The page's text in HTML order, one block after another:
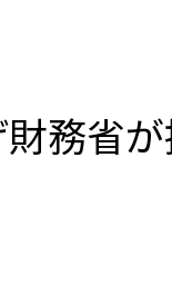
務省が